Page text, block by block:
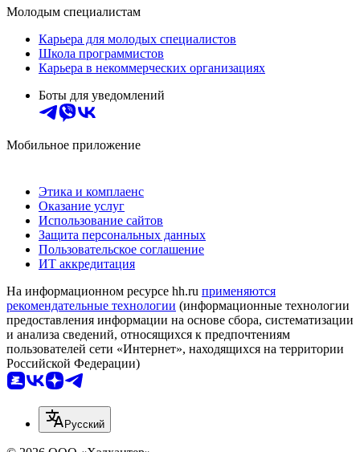
Молодым специалистам
Карьера для молодых специалистов
Школа программистов
Карьера в некоммерческих организациях
Боты для уведомлений
Мобильное приложение
Этика и комплаенс
Оказание услуг
Использование сайтов
Защита персональных данных
Пользовательское соглашение
ИТ аккредитация
На информационном ресурсе hh.ru применяются
рекомендательные технологии (информационные технологии
предоставления информации на основе сбора, систематизации
и анализа сведений, относящихся к предпочтениям
пользователей сети «Интернет», находящихся на территории
Российской Федерации)
Русский